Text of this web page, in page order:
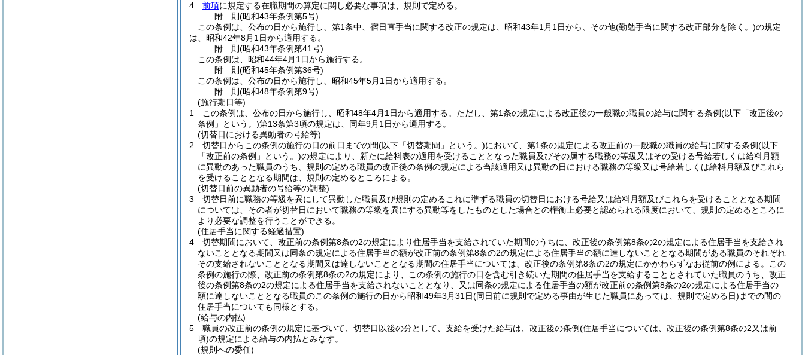
4
前項に規定する在職期間の算定に関し必要な事項は、規則で定める。
附 則(昭和43年条例第5号)
この条例は、公布の日から施行し、第1条中、宿日直手当に関する改正の規定は、昭和43年1月1日から、その他(勤勉手当に関する改正部分を除く。)の規定
は、昭和42年8月1日から適用する。
附 則(昭和43年条例第41号)
この条例は、昭和44年4月1日から施行する。
附 則(昭和45年条例第36号)
この条例は、公布の日から施行し、昭和45年5月1日から適用する。
附 則(昭和48年条例第9号)
(施行期日等)
1
この条例は、公布の日から施行し、昭和48年4月1日から適用する。 ただし、第1条の規定による改正後の一般職の職員の給与に関する条例(以下「改正後の
条例」という。)第13条第3項の規定は、同年9月1日から適用する。
(切替日における異動者の号給等)
2
切替日からこの条例の施行の日の前日までの間(以下「切替期間」という。)において、第1条の規定による改正前の一般職の職員の給与に関する条例(以下
「改正前の条例」という。)の規定により、新たに給料表の適用を受けることとなった職員及びその属する職務の等級又はその受ける号給若しくは給料月額
に異動のあった職員のうち、規則の定める職員の改正後の条例の規定による当該適用又は異動の日における職務の等級又は号給若しくは給料月額及びこれら
を受けることとなる期間は、規則の定めるところによる。
(切替日前の異動者の号給等の調整)
3
切替日前に職務の等級を異にして異動した職員及び規則の定めるこれに準ずる職員の切替日における号給又は給料月額及びこれらを受けることとなる期間
については、その者が切替日において職務の等級を異にする異動等をしたものとした場合との権衡上必要と認められる限度において、規則の定めるところに
より必要な調整を行うことができる。
(住居手当に関する経過措置)
4
切替期間において、改正前の条例第8条の2の規定により住居手当を支給されていた期間のうちに、改正後の条例第8条の2の規定による住居手当を支給され
ないこととなる期間又は同条の規定による住居手当の額が改正前の条例第8条の2の規定による住居手当の額に達しないこととなる期間がある職員のそれぞれ
その支給されないこととなる期間又は達しないこととなる期間の住居手当については、改正後の条例第8条の2の規定にかかわらずなお従前の例による。
この
条例の施行の際、改正前の条例第8条の2の規定により、この条例の施行の日を含む引き続いた期間の住居手当を支給することとされていた職員のうち、改正
後の条例第8条の2の規定による住居手当を支給されないこととなり、又は同条の規定による住居手当の額が改正前の条例第8条の2の規定による住居手当の
額に達しないこととなる職員のこの条例の施行の日から昭和49年3月31日(同日前に規則で定める事由が生じた職員にあっては、規則で定める日) までの間の
住居手当についても同様とする。
(給与の内払)
5
職員の改正前の条例の規定に基づいて、切替日以後の分として、支給を受けた給与は、改正後の条例(住居手当については、改正後の条例第8条の2又は前
項)の規定による給与の内払とみなす。
(規則への委任)